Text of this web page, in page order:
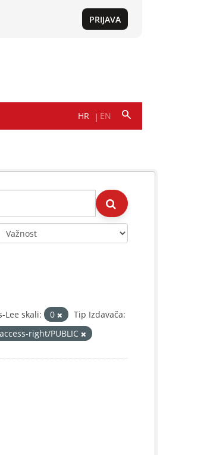
Lee skali: 0
Tip Izdavača:
right/PUBLIC